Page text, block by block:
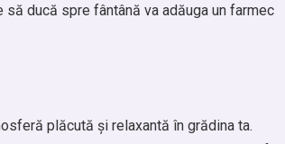
ducă spre fântână va adăuga un farmec
plăcută și relaxantă în grădina ta.